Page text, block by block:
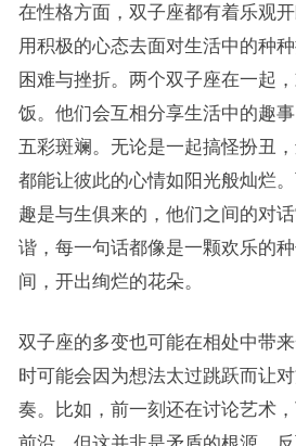
在性格方面，双子座都有着乐观
用积极的心态去面对生活中的种
困难与挫折。两个双子座在一起
饭。他们会互相分享生活中的趣
五彩斑斓。无论是一起搞怪扮丑
都能让彼此的心情如阳光般灿烂
趣是与生俱来的，他们之间的对
谐，每一句话都像是一颗欢乐的
间，开出绚烂的花朵。
双子座的多变也可能在相处中带
时可能会因为想法太过跳跃而让
奏。比如，前一刻还在讨论艺术